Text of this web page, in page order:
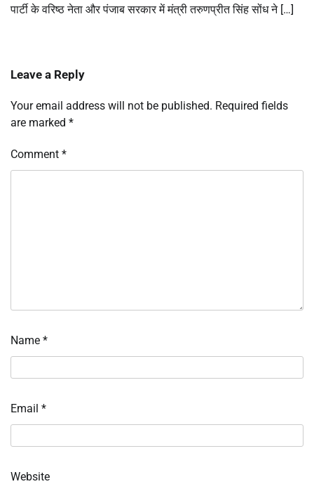
पार्टी के वरिष्ठ नेता और पंजाब सरकार में मंत्री तरुणप्रीत सिंह सोंध ने […]
Leave a Reply
Your email address will not be published. Required fields
are marked *
Comment *
Name *
Email *
Website